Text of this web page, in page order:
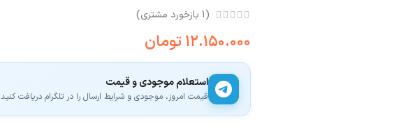
(
1 بازخورد مشتری)
۱۲.۱۵۰.۰۰۰تومان
استعلام موجودی و قیمت
قیمت امروز، موجودی و شرایط ارسال را در تلگرام دریافت کنید